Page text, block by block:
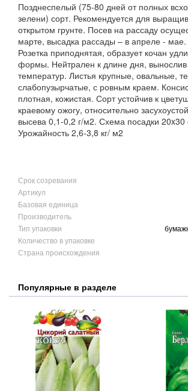
Позднеспелый (75-80 дней от полных
зелени) сорт. Рекомендуется для
открытом грунте. Посев на рассаду
марте, высадка рассады – в апреле -
Розетка приподнятая, образует кочан
формы. Нейтрален к длине дня,
температур. Листья крупные, овальные,
слабопузырчатые, с ровным краем.
плотная, кожистая. Сорт устойчив к
краевому ожогу, относительно
высева 0,1-0,2 г/м2. Схема посадки 20x30
Урожайность 2,6-3,8 кг/ м2
Срок созревания
Артикул
Базовая единица
Производитель
Тип упаковки
Количество в упаковке
Страна происхождения
Популярные в разделе